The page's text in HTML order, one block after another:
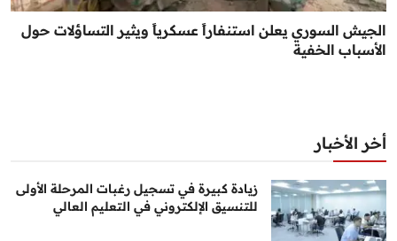
الجيش السوري يعلن استنفاراً عسكرياً ويثير التساؤلات حول
الأسباب الخفية
أخر الأخبار
زيادة كبيرة في تسجيل رغبات المرحلة الأولى
للتنسيق الإلكتروني في التعليم العالي